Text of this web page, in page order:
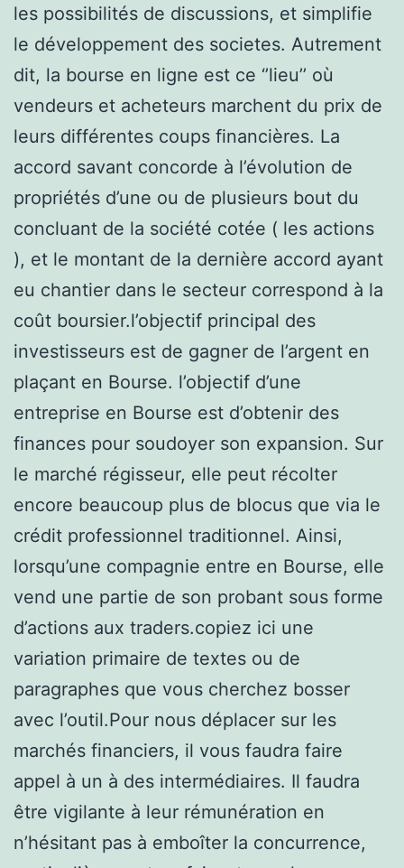
les possibilités de discussions, et simplifie
le développement des societes. Autrement
dit, la bourse en ligne est ce ‘’lieu’’ où
vendeurs et acheteurs marchent du prix de
leurs différentes coups financières. La
accord savant concorde à l’évolution de
propriétés d’une ou de plusieurs bout du
concluant de la société cotée ( les actions
), et le montant de la dernière accord ayant
eu chantier dans le secteur correspond à la
coût boursier.l’objectif principal des
investisseurs est de gagner de l’argent en
plaçant en Bourse. l’objectif d’une
entreprise en Bourse est d’obtenir des
finances pour soudoyer son expansion. Sur
le marché régisseur, elle peut récolter
encore beaucoup plus de blocus que via le
crédit professionnel traditionnel. Ainsi,
lorsqu’une compagnie entre en Bourse, elle
vend une partie de son probant sous forme
d’actions aux traders.copiez ici une
variation primaire de textes ou de
paragraphes que vous cherchez bosser
avec l’outil.Pour nous déplacer sur les
marchés financiers, il vous faudra faire
appel à un à des intermédiaires. Il faudra
être vigilante à leur rémunération en
n’hésitant pas à emboîter la concurrence,